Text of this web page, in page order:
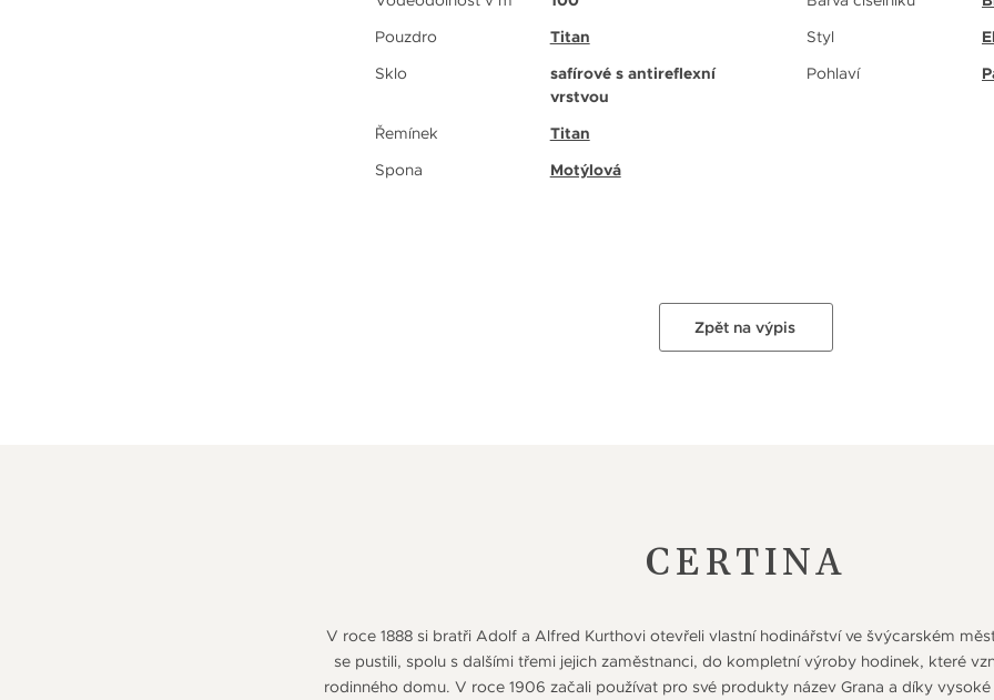
Pouzdro
Titan
Sklo
safírové s antireflexní
vrstvou
Řemínek
Titan
Spona
Motýlová
Styl
Pohlaví
Zpět na výpis
CERTINA
V roce 1888 si bratři Adolf a Alfred Kurthovi otevřeli vlastní hodinářství ve švýcarském
se pustili, spolu s dalšími třemi jejich zaměstnanci, do kompletní výroby hodinek, které
rodinného domu. V roce 1906 začali používat pro své produkty název Grana a díky